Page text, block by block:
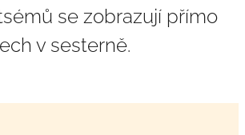
se zobrazují přímo
v sesterně.